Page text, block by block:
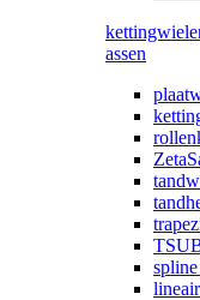
assen
spline